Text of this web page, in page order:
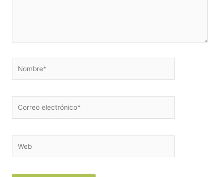
electrónico*